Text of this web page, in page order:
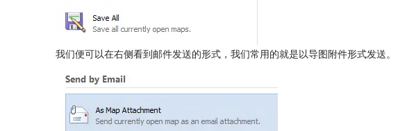
我们便可以在右侧看到邮件发送的形式，我们常用的就是以导图附件形式发送。